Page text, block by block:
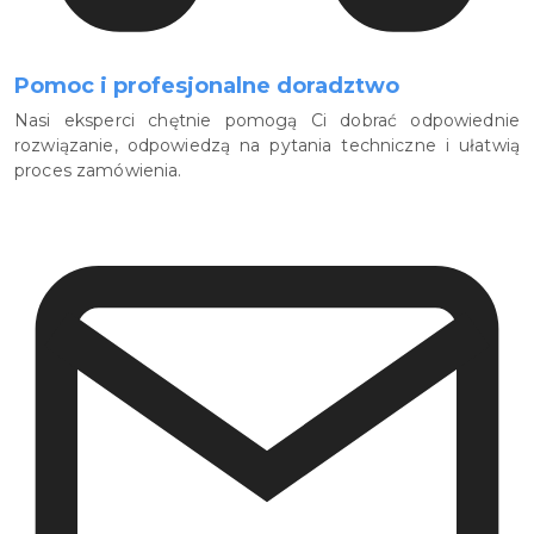
Pomoc i profesjonalne doradztwo
Nasi eksperci chętnie pomogą Ci dobrać odpowiednie
rozwiązanie, odpowiedzą na pytania techniczne i ułatwią
proces zamówienia.